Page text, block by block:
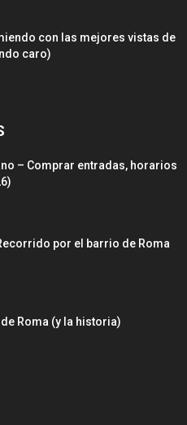
con las mejores vistas de
caro)
– Comprar entradas, horarios
por el barrio de Roma
Roma (y la historia)